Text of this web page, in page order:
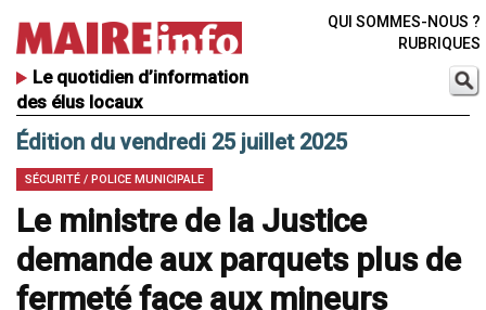
Le quotidien d’information
des élus locaux
QUI SOMMES-NOUS ?
RUBRIQUES
Édition du vendredi 25 juillet 2025
SÉCURITÉ / POLICE MUNICIPALE
Le ministre de la Justice
demande aux parquets plus de
fermeté face aux mineurs